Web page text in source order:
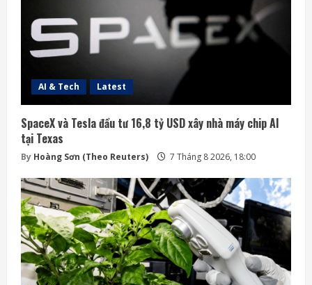
AI & Tech Latest
SpaceX và Tesla đầu tư 16,8 tỷ USD xây nhà máy chip AI
tại Texas
By Hoàng Sơn (Theo Reuters) 7 Tháng 8 2026, 18:00